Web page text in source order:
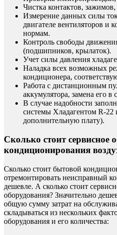
Чистка контактов,
Измерение данных силы
двигателе вентиляторов и
нормам.
Контроль свободы
(подшипников, крылаток).
Учет силы давления
Наладка всех возможных
кондиционера,
Работа с дистанционным
аккумулятора, замена его в
В случае надобности
системы Хладагентом R-22
дополнительную плату).
Сколько стоит сервисное
кондиционирования
Сколько стоит бытовой
отремонтировать неисправный
дешевле. А сколько стоит
оборудования? Значительно
общую сумму затрат на
складываться из нескольких
оборудования и его количества: